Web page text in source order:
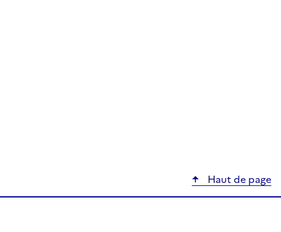
Haut de page